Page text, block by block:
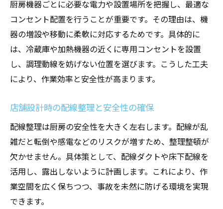
厨房機器ごとに必要な電力や設置場所を把握し、最適な
コンセント配置を行うことが重要です。その理由は、機
器の増設や移動に柔軟に対応するためです。具体的に
は、冷蔵庫や加熱機器の近くに専用コンセントを設置
し、調理動線を妨げない位置を選びます。こうした工夫
により、作業効率と安全性が高まります。
店舗設計時の配線整理と安全性の確保
配線整理は厨房の安全性を大きく左右します。配線が乱
雑だと転倒や感電などのリスクが増すため、整理整頓が
欠かせません。具体策として、配線ダクトや床下配線を
活用し、露出しないように計画します。これにより、作
業空間を広く保ちつつ、事故を未然に防げる環境を実現
できます。